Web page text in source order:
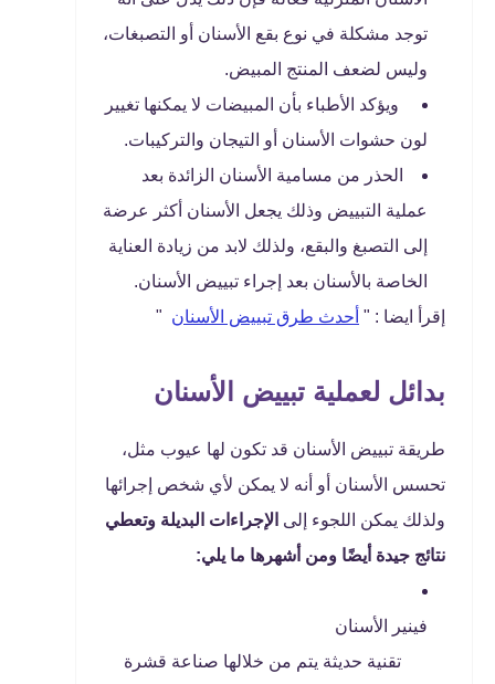
توجد مشكلة في نوع بقع الأسنان أو التصبغات،
وليس لضعف المنتج المبيض.
ويؤكد الأطباء بأن المبيضات لا يمكنها تغيير
لون حشوات الأسنان أو التيجان والتركيبات.
الحذر من مسامية الأسنان الزائدة بعد
عملية التبييض وذلك يجعل الأسنان أكثر عرضة
إلى التصبغ والبقع، ولذلك لابد من زيادة العناية
الخاصة بالأسنان بعد إجراء تبييض الأسنان.
إقرأ ايضا : " أحدث طرق تبييض الأسنان "
بدائل لعملية تبييض الأسنان
طريقة تبييض الأسنان قد تكون لها عيوب مثل،
تحسس الأسنان أو أنه لا يمكن لأي شخص إجرائها
ولذلك يمكن اللجوء إلى الإجراءات البديلة وتعطي
نتائج جيدة أيضًا ومن أشهرها ما يلي:
فينير الأسنان
تقنية حديثة يتم من خلالها صناعة قشرة